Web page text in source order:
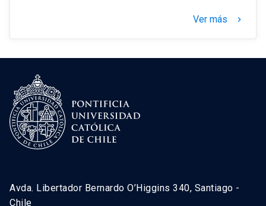
Ver más keyboard_arrow_right
Avda. Libertador Bernardo O’Higgins 340, Santiago -
Chile